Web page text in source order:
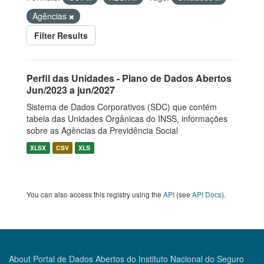
Agências
Filter Results
Perfil das Unidades - Plano de Dados Abertos
Jun/2023 a jun/2027
Sistema de Dados Corporativos (SDC) que contém
tabela das Unidades Orgânicas do INSS, informações
sobre as Agências da Previdência Social
XLSX CSV XLS
You can also access this registry using the API (see API Docs).
About Portal de Dados Abertos do Instituto Nacional do Seguro